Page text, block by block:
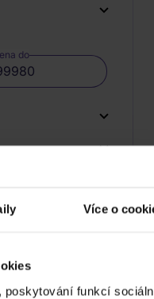
Více o
poskytování funkcí
do